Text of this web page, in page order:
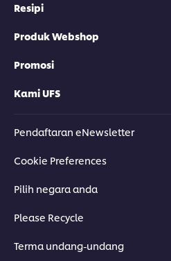
Kulinari Pinggir Jalan
Resipi
Produk Webshop
Promosi
Kami UFS
Pendaftaran eNewsletter
Cookie Preferences
Pilih negara anda
Please Recycle
Terma undang-undang